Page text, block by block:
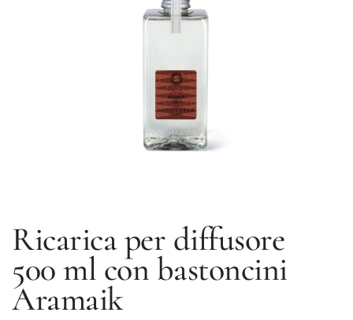
Ricarica per diffusore
500 ml con bastoncini
Aramaik